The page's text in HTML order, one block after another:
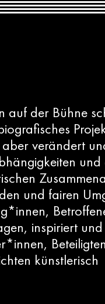
auf der Bühne
verändert
und
und fairen
inspiriert
künstlerisch